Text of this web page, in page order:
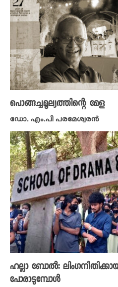
പൊങ്ങച്ചമൂല്യത്തിന്റെ മേള
ഡോ. എം.പി പരമേശ്വരൻ
ഹല്ലാ ബോൽ:
പോരാടുമ്പോൾ